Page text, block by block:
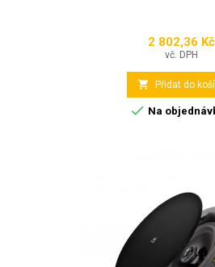
Cena
2 802,36 Kč
vč. DPH
 Přidat do
 Na